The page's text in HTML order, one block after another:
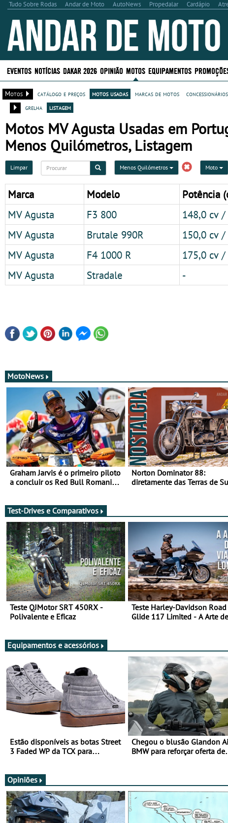
Tudo Sobre Rodas Andar de Moto AutoNews Propedalar Cardápio
EVENTOS NOTÍCIAS DAKAR 2026 OPINIÃO MOTOS EQUIPAMENTOS
Motos catálogo e preços motos usadas marcas de motos concessionários
grelha
listagem
Motos MV Agusta Usadas em
Menos Quilómetros, Listagem
Limpar Menos Quilómetros Moto
Marca Modelo Potência
MV Agusta
F3 800 148,0 cv
MV Agusta
Brutale 990R 150,0 cv
MV Agusta
F4 1000 R 175,0 cv
MV Agusta
Stradale -
MotoNews
Graham Jarvis é o primeiro piloto
a concluir os Red Bull Romaniacs
Norton Dominator 88:
diretamente das Terras de
Test-Drives e Comparativos
Teste QJMotor SRT 450RX -
Polivalente e Eficaz
Teste Harley-Davidson Road
Glide 117 Limited - A Arte de
Equipamentos e acessórios
Estão disponíveis as botas Street
3 Faded WP da TCX para
Chegou o blusão Glandon
BMW para reforçar oferta de
Opiniões